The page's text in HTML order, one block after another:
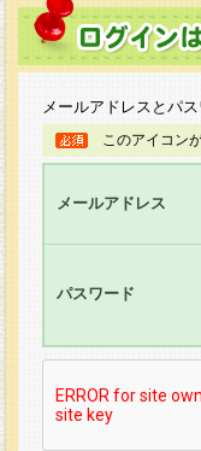
メールアドレスとパ
このアイコン
メールアドレス
パスワード